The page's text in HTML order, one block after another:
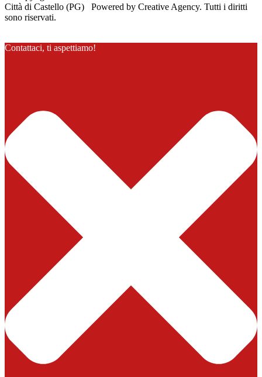
Città di Castello (PG) Powered by Creative Agency. Tutti i diritti
sono riservati.
Contattaci, ti aspettiamo!